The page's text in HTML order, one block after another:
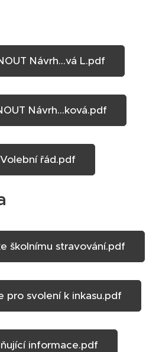
Návrh...vá L.pdf
Návrh...ková.pdf
Volební řád.pdf
školnímu stravování.pdf
pro svolení k inkasu.pdf
informace.pdf